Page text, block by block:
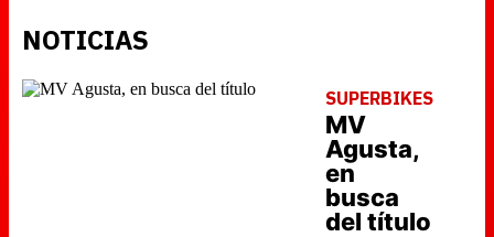
NOTICIAS
SUPERBIKES
MV
Agusta,
en
busca
del título